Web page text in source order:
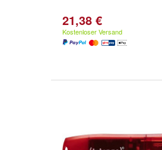
21,38 €
Kostenloser Versand